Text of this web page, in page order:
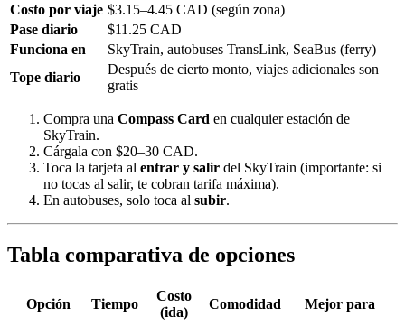
Costo por viaje $3.15–4.45 CAD (según zona)
Pase diario
$11.25 CAD
Funciona en
SkyTrain, autobuses TransLink, SeaBus (ferry)
Tope diario
Después de cierto monto, viajes adicionales son
gratis
Compra una Compass Card en cualquier estación de
SkyTrain.
Cárgala con $20–30 CAD.
Toca la tarjeta al entrar y salir del SkyTrain (importante: si
no tocas al salir, te cobran tarifa máxima).
En autobuses, solo toca al subir.
Tabla comparativa de opciones
Opción Tiempo
Costo
(ida)
Comodidad Mejor para